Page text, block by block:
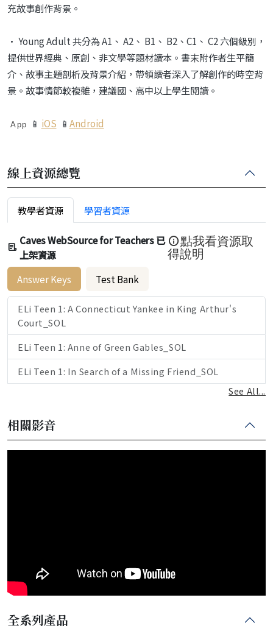
充故事創作背景。
• Young Adult 共分為 A1、 A2、 B1、 B2、C1、 C2 六個級別，
提供世界經典、原創、非文學等題材讀本。 書末附作者生平簡
介、故事主題剖析及背景介紹， 帶領讀者深入了解創作的時空背
景。 故事情節較複雜，建議國、高中以上學生閱讀。
App 📱 iOS 📱 Android
線上資源總覽
教學者資源 學習者資源
Caves WebSource for Teachers 已
上架資源
點我看資源取
得說明
Answer Keys Test Bank
ELi Teen 1: A Connecticut Yankee in King Arthur's
Court_SOL
ELi Teen 1: Anne of Green Gables_SOL
ELi Teen 1: In Search of a Missing Friend_SOL
See All...
相關影音
全系列產品